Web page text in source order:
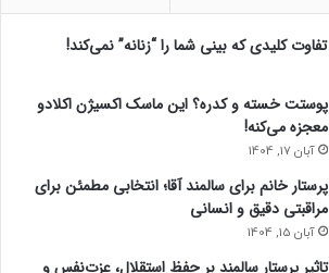
پوستت خسته و کدره؟ این ماسک اکسیژن اکلادو
معجزه می‌کنه!
آبان 17, 1404
پرستار خانم برای سالمند آقا؛ انتخابی مطمئن برای
مراقبتی دقیق و انسانی
آبان 15, 1404
تاثیر پرستار سالمند بر حفظ استقلال، عزت‌نفس و